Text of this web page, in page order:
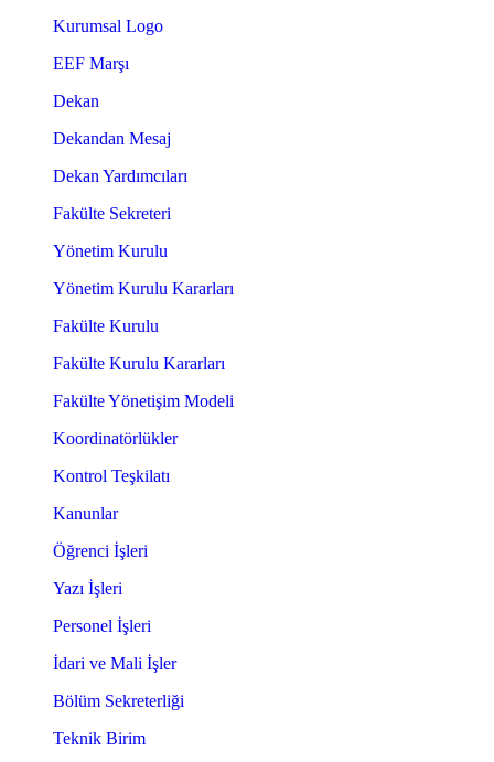
Kurumsal Logo
EEF Marşı
Dekan
Dekandan Mesaj
Dekan Yardımcıları
Fakülte Sekreteri
Yönetim Kurulu
Yönetim Kurulu Kararları
Fakülte Kurulu
Fakülte Kurulu Kararları
Fakülte Yönetişim Modeli
Koordinatörlükler
Kontrol Teşkilatı
Kanunlar
Öğrenci İşleri
Yazı İşleri
Personel İşleri
İdari ve Mali İşler
Bölüm Sekreterliği
Teknik Birim